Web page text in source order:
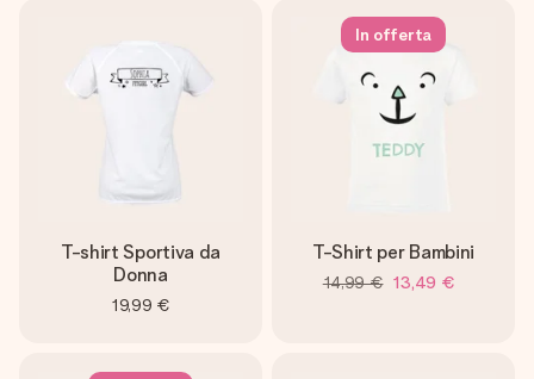
T-shirt Sportiva da
Donna
19,99 €
In offerta
T-Shirt per Bambini
14,99 € 13,49 €